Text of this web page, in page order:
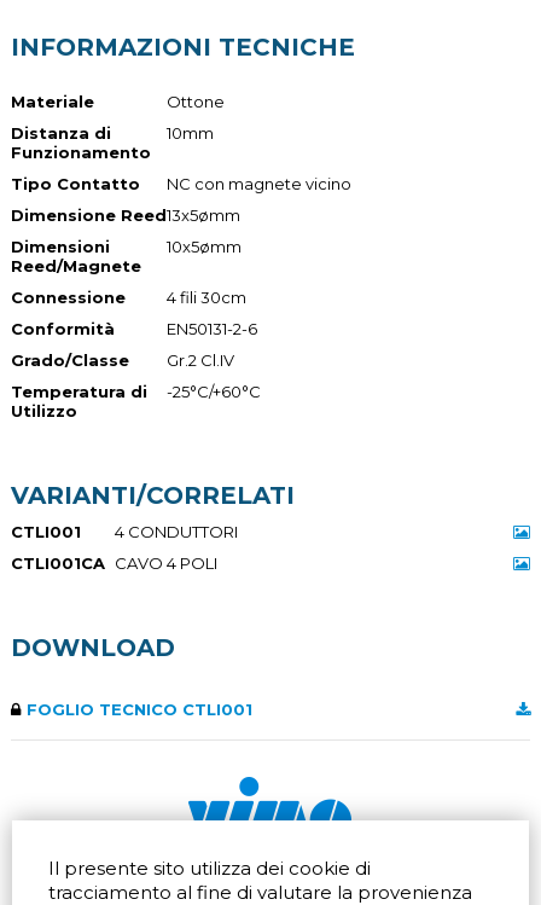
Il presente sito utilizza dei cookie di
tracciamento al fine di valutare la provenienza
INFORMAZIONI TECNICHE
Materiale
Ottone
Distanza di
Funzionamento
10mm
Tipo Contatto
NC con magnete vicino
Dimensione Reed13x5ømm
Dimensioni
Reed/Magnete
10x5ømm
Connessione
4 fili 30cm
Conformità
EN50131-2-6
Grado/Classe
Gr.2 Cl.IV
Temperatura di
Utilizzo
-25°C/+60°C
VARIANTI/CORRELATI
CTLI001
4 CONDUTTORI
CTLI001CA CAVO 4 POLI
DOWNLOAD
FOGLIO TECNICO CTLI001
Via dell'artigianato 32Q
20865 Usmate Velate (MB)
Tel. +39 039 672520
Fax +39 039 672568